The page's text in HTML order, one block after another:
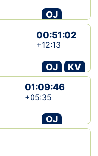
OJ
00:51:02
+12:13
OJ
KV
01:09:46
+05:35
OJ